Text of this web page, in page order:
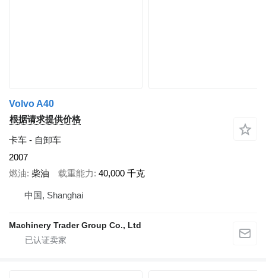
Volvo A40
根据请求提供价格
卡车 - 自卸车
2007
燃油 柴油 载重能力 40,000 千克
中国, Shanghai
Machinery Trader Group Co., Ltd